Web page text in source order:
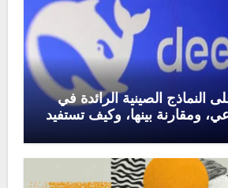
النماذج الصينية الرائدة في
ومقارنة بينها، وكيف تستفيد